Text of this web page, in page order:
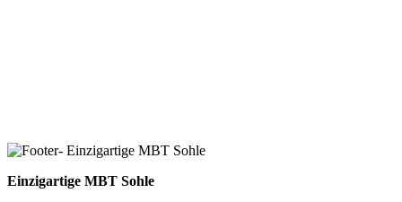
Einzigartige MBT Sohle